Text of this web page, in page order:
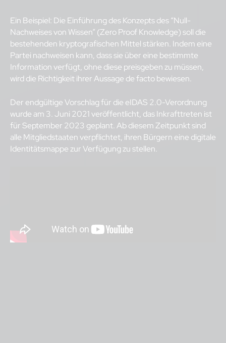
Ein Beispiel: Die Einführung des Konzepts des “Null-
Nachweises von Wissen” (Zero Proof Knowledge) soll die
bestehenden kryptografischen Mittel stärken. Indem eine
Partei nachweisen kann, dass sie über eine bestimmte
Information verfügt, ohne diese preisgeben zu müssen,
wird die Richtigkeit ihrer Aussage de facto bewiesen.
Der endgültige Vorschlag für die eIDAS 2.0-Verordnung
wurde am 3. Juni 2021 veröffentlicht, das Inkrafttreten ist
für September 2023 geplant. Ab diesem Zeitpunkt sind
alle Mitgliedstaaten verpflichtet, ihren Bürgern eine digitale
Identitätsmappe zur Verfügung zu stellen.